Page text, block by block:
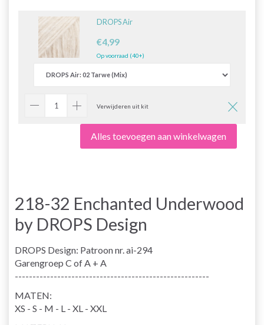
DROPS Air
€4,99
Op voorraad (40+)
Verwijderen uit kit
Alles toevoegen aan winkelwagen
218-32 Enchanted Underwood
by DROPS Design
DROPS Design: Patroon nr. ai-294
Garengroep C of A + A
-------------------------------------------------------
MATEN:
XS - S - M - L - XL - XXL